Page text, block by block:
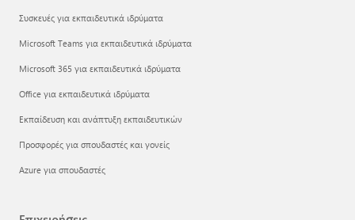
Συσκευές για εκπαιδευτικά ιδρύματα
Microsoft Teams για εκπαιδευτικά ιδρύματα
Microsoft 365 για εκπαιδευτικά ιδρύματα
Office για εκπαιδευτικά ιδρύματα
Εκπαίδευση και ανάπτυξη εκπαιδευτικών
Προσφορές για σπουδαστές και γονείς
Azure για σπουδαστές